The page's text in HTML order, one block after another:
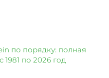
по порядку: полная
1981 по 2026 год